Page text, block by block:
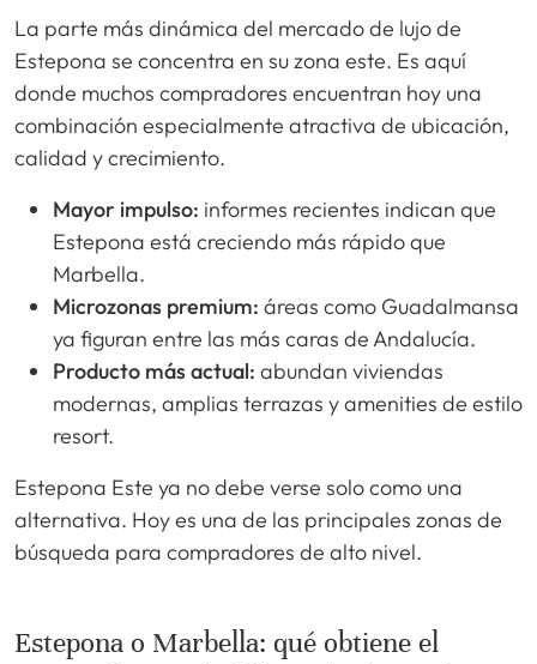
La parte más dinámica del mercado de lujo de
Estepona se concentra en su zona este. Es aquí
donde muchos compradores encuentran hoy una
combinación especialmente atractiva de ubicación,
calidad y crecimiento.
Mayor impulso: informes recientes indican que
Estepona está creciendo más rápido que
Marbella.
Microzonas premium: áreas como Guadalmansa
ya figuran entre las más caras de Andalucía.
Producto más actual: abundan viviendas
modernas, amplias terrazas y amenities de estilo
resort.
Estepona Este ya no debe verse solo como una
alternativa. Hoy es una de las principales zonas de
búsqueda para compradores de alto nivel.
Estepona o Marbella: qué obtiene el